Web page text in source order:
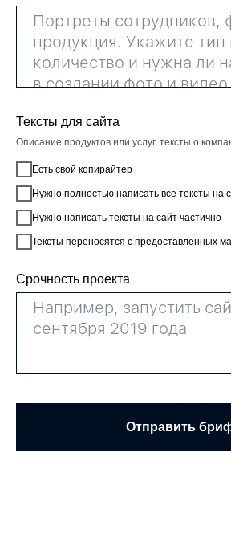
Тексты для сайта
Описание продуктов или услуг, тексты о
Есть свой копирайтер
Нужно полностью написать все тексты на
Нужно написать тексты на сайт частично
Тексты переносятся с предоставленных
Срочность проекта
Отправить